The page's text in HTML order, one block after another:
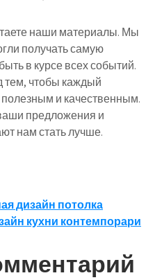
наши материалы. Мы
получать самую
в курсе всех событий.
тем, чтобы каждый
и качественным.
предложения и
нам стать лучше.
дизайн потолка
кухни контемпорари